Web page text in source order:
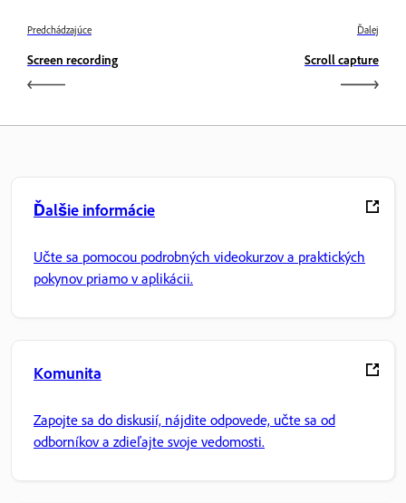
Predchádzajúce
Screen recording
Ďalej
Scroll capture
Ďalšie informácie
Učte sa pomocou podrobných videokurzov a praktických
pokynov priamo v aplikácii.
Komunita
Zapojte sa do diskusií, nájdite odpovede, učte sa od
odborníkov a zdieľajte svoje vedomosti.